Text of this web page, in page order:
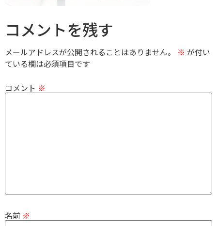
コメントを残す
メールアドレスが公開されることはありません。 ※ が付い
ている欄は必須項目です
コメント ※
名前 ※